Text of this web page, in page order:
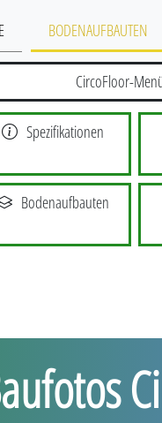
BODENAUFBAUTEN
CircoFloor-
Spezifikationen
Bodenaufbauten